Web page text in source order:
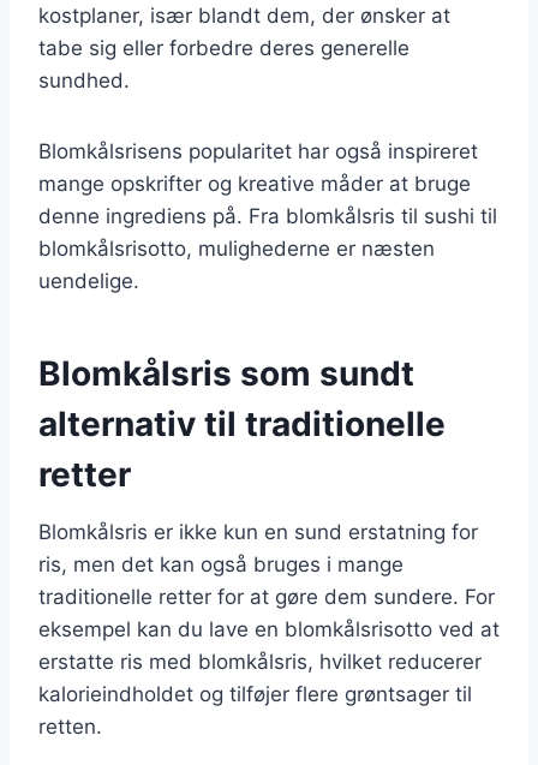
kostplaner, især blandt dem, der ønsker at
tabe sig eller forbedre deres generelle
sundhed.
Blomkålsrisens popularitet har også inspireret
mange opskrifter og kreative måder at bruge
denne ingrediens på. Fra blomkålsris til sushi til
blomkålsrisotto, mulighederne er næsten
uendelige.
Blomkålsris som sundt
alternativ til traditionelle
retter
Blomkålsris er ikke kun en sund erstatning for
ris, men det kan også bruges i mange
traditionelle retter for at gøre dem sundere. For
eksempel kan du lave en blomkålsrisotto ved at
erstatte ris med blomkålsris, hvilket reducerer
kalorieindholdet og tilføjer flere grøntsager til
retten.